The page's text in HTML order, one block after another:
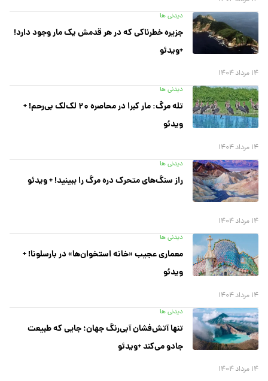
دیدنی ها
جزیره خطرناکی که در هر قدمش یک مار وجود دارد!
+ویدئو
۱۴ مرداد ۱۴۰۴
دیدنی ها
تله مرگ: مار کبرا در محاصره ۲۰ لک‌لک بی‌رحم! +
ویدئو
۱۴ مرداد ۱۴۰۴
دیدنی ها
راز سنگ‌های متحرک دره مرگ را ببینید! + ویدئو
۱۴ مرداد ۱۴۰۴
دیدنی ها
معماری عجیب «خانه استخوان‌ها» در بارسلونا! +
ویدئو
۱۴ مرداد ۱۴۰۴
دیدنی ها
تنها آتش‌فشان آبی‌رنگ جهان؛ جایی که طبیعت
جادو می‌کند +ویدئو
۱۴ مرداد ۱۴۰۴